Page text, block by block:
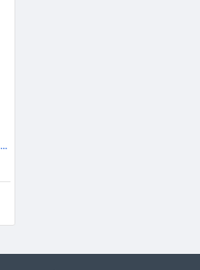
Mazda Supra DPF Original 0w30 5L